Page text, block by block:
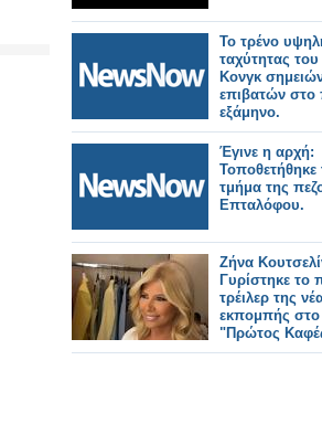
Το τρένο
ταχύτητας
Κονγκ
επιβατών
εξάμηνο.
Έγινε η αρχή:
τμήμα της
Επταλόφου.
Ζήνα
Γυρίστηκε το
τρέιλερ της
εκπομπής στο
"Πρώτος